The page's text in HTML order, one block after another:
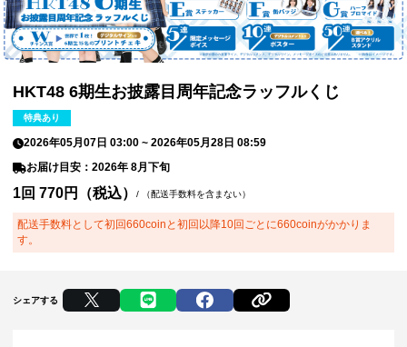
HKT48 6期生お披露目周年記念ラッフルくじ
特典あり
2026年05月07日 03:00 ~2026年05月28日 08:59
お届け目安：2026年 8月下旬
1回 770円（税込）/ （配送手数料を含まない）
配送手数料として初回660coinと初回以降10回ごとに660coinがかかりま
す。
シェアする